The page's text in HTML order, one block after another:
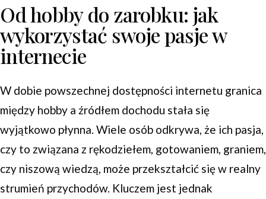
Od hobby do zarobku: jak
wykorzystać swoje pasje w
internecie
W dobie powszechnej dostępności internetu granica
między hobby a źródłem dochodu stała się
wyjątkowo płynna. Wiele osób odkrywa, że ich pasja,
czy to związana z rękodziełem, gotowaniem, graniem,
czy niszową wiedzą, może przekształcić się w realny
strumień przychodów. Kluczem jest jednak